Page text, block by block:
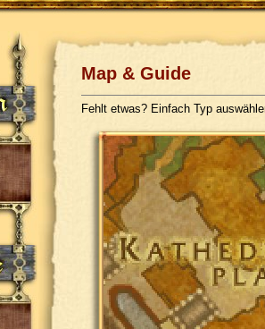
Map & Guide
Fehlt etwas? Einfach Typ